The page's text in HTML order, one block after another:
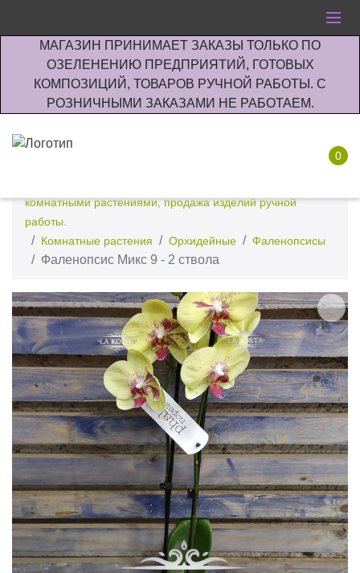
МАГАЗИН ПРИНИМАЕТ ЗАКАЗЫ ТОЛЬКО ПО
ОЗЕЛЕНЕНИЮ ПРЕДПРИЯТИЙ, ГОТОВЫХ
КОМПОЗИЦИЙ, ТОВАРОВ РУЧНОЙ РАБОТЫ. С
РОЗНИЧНЫМИ ЗАКАЗАМИ НЕ РАБОТАЕМ.
0
комнатными растениями, продажа изделий ручной
работы.
Комнатные растения
Орхидейные Фаленопсисы
Фаленопсис Микс 9 - 2 ствола